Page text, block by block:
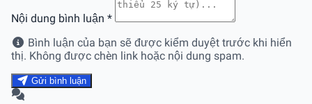
Nội dung bình luận *
Bình luận của bạn sẽ được kiểm duyệt trước khi hiển
thị. Không được chèn link hoặc nội dung spam.
Gửi bình luận